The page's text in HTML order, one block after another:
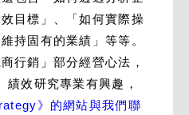
目標」、「如何實際操
持固有的業績」等等。
行銷」部分經營心法，
效研究專業有興趣，
》的網站與我們聯